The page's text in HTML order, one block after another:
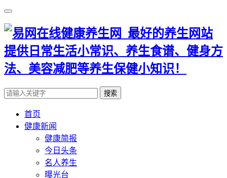
搜索
首页
健康新闻
健康简报
今日头条
名人养生
曝光台